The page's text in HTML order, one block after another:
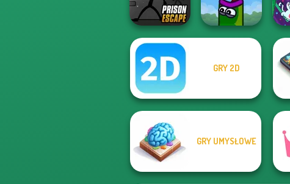
Prison Escape
Online
GRY 2D
GRY UMYSŁOWE